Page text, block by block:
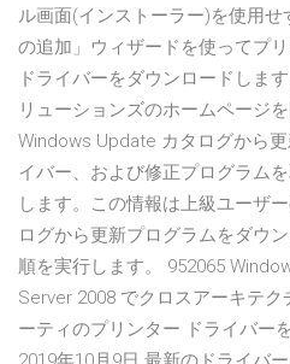
ル画面(インストーラー)を使用
の追加」ウィザードを使ってプ
ドライバーをダウンロードしま
リューションズのホームページ
Windows Update カタログから
イバー、および修正プログラム
します。この情報は上級ユーザ
ログから更新プログラムをダウ
順を実行します。 952065
Server 2008 でクロスアーキテ
ーティのプリンター ドライバー